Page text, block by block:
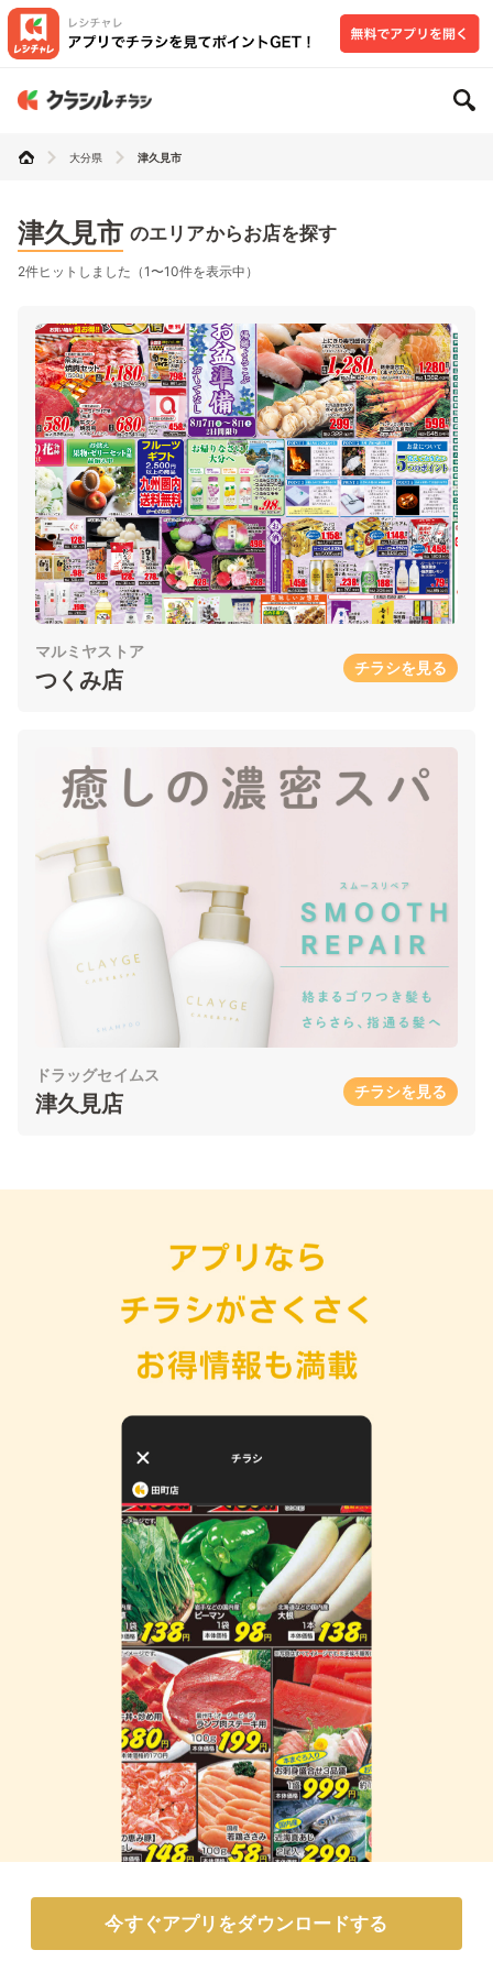
大分県 津久見市
津久見市 のエリアからお店を探す
2件ヒットしました（1〜10件を表示中）
マルミヤストア
つくみ店 チラシを見る
ドラッグセイムス
津久見店 チラシを見る
今すぐアプリをダウンロードする